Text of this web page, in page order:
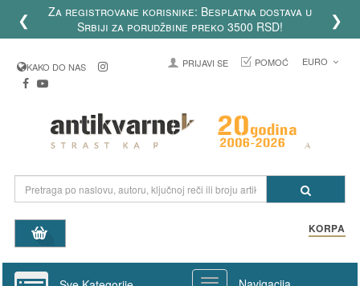
❮
Za registrovane korisnike: Besplatna dostava u
Srbiji za porudžbine preko 3500 RSD!
❯
KAKO DO NAS PRIJAVI SE POMOĆ EURO
KORPA